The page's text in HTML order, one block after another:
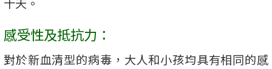
感受性及抵抗力：
對於新血清型的病毒，大人和小孩均具有相同的感